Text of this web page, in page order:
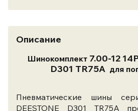
Описание
Шинокомплект 7.00-12
D301 TR75A для
Пневматические шины
DEESTONE D301 TR75A